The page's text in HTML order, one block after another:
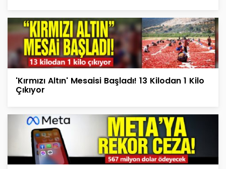
'Kırmızı Altın' Mesaisi Başladı! 13 Kilodan 1 Kilo
Çıkıyor